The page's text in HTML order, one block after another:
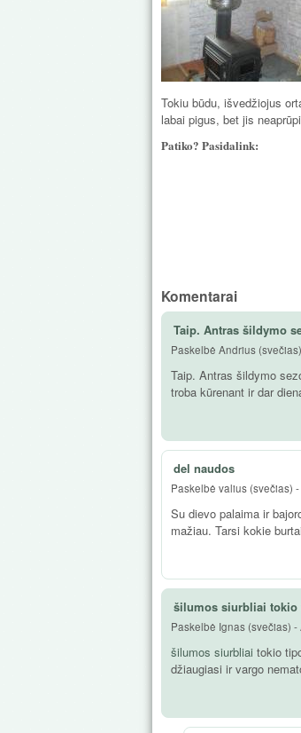
Tokiu būdu, išvedžiojus
labai pigus, bet jis
Patiko? Pasidalink:
Komentarai
Taip. Antras šildymo
Paskelbė Andrius (svečias)
Taip. Antras šildymo
troba kūrenant ir dar
del naudos
Paskelbė valius (svečias) -
Su dievo palaima ir
mažiau. Tarsi kokie
šilumos siurbliai tokio
Paskelbė Ignas (svečias) -
šilumos siurbliai tokio
džiaugiasi ir vargo